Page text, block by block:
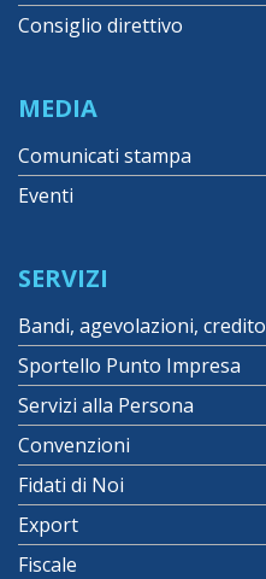
Consiglio direttivo
MEDIA
Comunicati stampa
Eventi
SERVIZI
Bandi, agevolazioni, credito
Sportello Punto Impresa
Servizi alla Persona
Convenzioni
Fidati di Noi
Export
Fiscale